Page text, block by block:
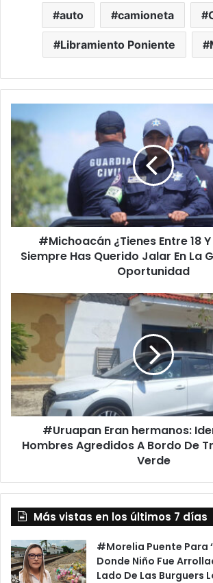
auto camioneta
Libramiento Poniente
¿Tienes
Entre
Y
40
Años
Y
Siempre
Querido
La
Esta
Es
Tu
Oportunidad
#Michoacán ¿Tienes Entre 18
Siempre Has Querido Jalar En La
Oportunidad
#Uruapan
hermanos:
Identifican
A
Hombres
Agredidos
A
Bordo
Troca
Verde
#Uruapan Eran hermanos:
Hombres Agredidos A Bordo De
Verde
Más vistas en los últimos 7 días
#Morelia Puente Para
Donde Niño Fue
Lado De Las Burguers